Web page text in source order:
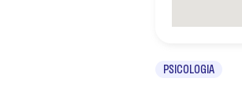
PSICOLOGIA